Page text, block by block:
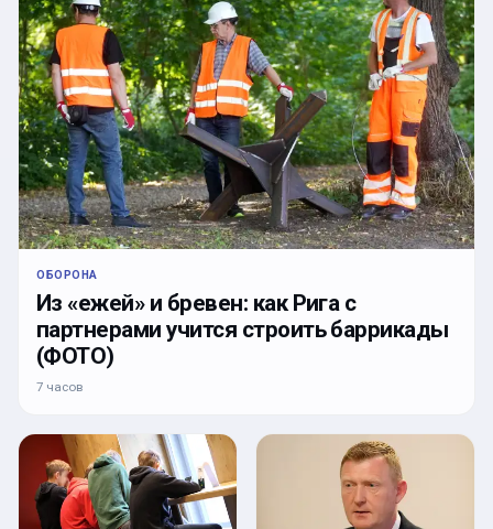
ОБОРОНА
Из «ежей» и бревен: как Рига с
партнерами учится строить баррикады
(ФОТО)
7 часов